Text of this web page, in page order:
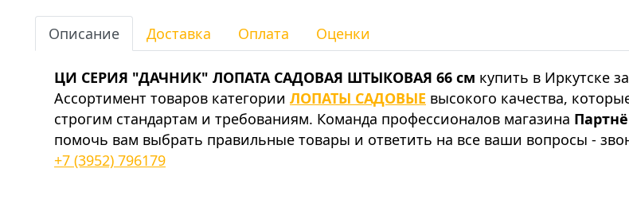
Описание Доставка Оплата Оценки
ЦИ СЕРИЯ "ДАЧНИК" ЛОПАТА САДОВАЯ ШТЫКОВАЯ 66 см купить в Иркутске за
Ассортимент товаров категории ЛОПАТЫ САДОВЫЕ высокого качества,
строгим стандартам и требованиям. Команда профессионалов магазина
помочь вам выбрать правильные товары и ответить на все ваши вопросы -
+7 (3952) 796179